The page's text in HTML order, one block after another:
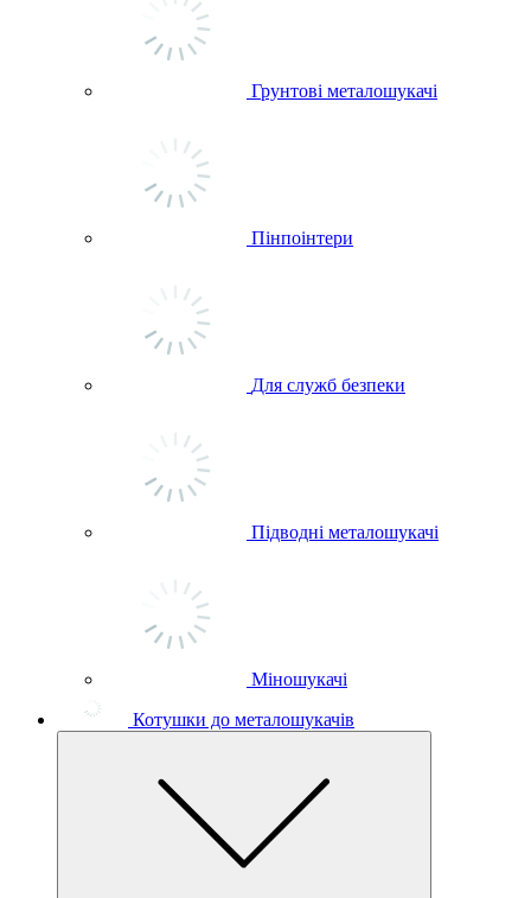
Грунтові металошукачі
Пінпоінтери
Для служб безпеки
Підводні металошукачі
Міношукачі
Котушки до металошукачів